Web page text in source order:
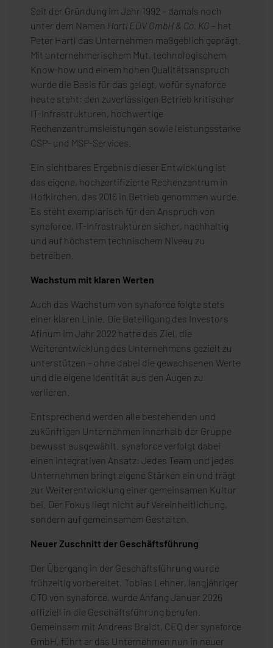
Seit der Gründung im Jahr 1992 – damals noch
unter dem Namen Hartl EDV GmbH & Co. KG – hat
Peter Hartl das Unternehmen maßgeblich geprägt.
Mit unternehmerischem Mut, technologischem
Know-how und einem hohen Qualitätsanspruch
wurde die Basis für das gelegt, wofür synaforce
heute steht: den zuverlässigen Betrieb kritischer
IT-Infrastrukturen, hochwertige
Rechenzentrumsleistungen sowie leistungsstarke
CSP- und MSP-Services.
Ein sichtbares Ergebnis dieser Entwicklung ist
das eigene, hochzertifizierte Rechenzentrum in
Hofkirchen, das 2016 in Betrieb genommen wurde.
Es steht exemplarisch für den Anspruch von
synaforce, IT-Infrastrukturen sicher, nachhaltig
und auf höchstem technischem Niveau zu
betreiben.
Wachstum mit klaren Werten
Auch das Wachstum von synaforce folgte stets
einer klaren Linie. Die Beteiligung des Investors
Afinum im Jahr 2022 hatte das Ziel, die
Weiterentwicklung des Unternehmens gezielt zu
unterstützen – ohne dabei die gewachsenen Werte
und die eigene Identität aus den Augen zu
verlieren.
Entsprechend werden alle bestehenden und
zukünftigen Unternehmen innerhalb der Gruppe
bewusst ausgewählt. synaforce verfolgt dabei
einen integrativen Ansatz: Jedes Team und jedes
Unternehmen bringt eigene Stärken ein und trägt
zur Weiterentwicklung einer gemeinsamen Kultur
bei. Der Fokus liegt nicht auf Vereinheitlichung,
sondern auf gemeinsamem Gestalten.
Neuer Zuschnitt der Geschäftsführung
Der Übergang in der Geschäftsführung wurde
frühzeitig vorbereitet. Tobias Lehner, langjähriger
CTO von synaforce, wurde Anfang Januar 2026
offiziell in die Geschäftsführung berufen.
Gemeinsam mit Andreas Braidt, CEO der synaforce
GmbH, führt er das Unternehmen nun in neuer